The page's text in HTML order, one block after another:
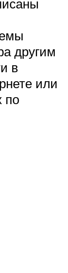
другим
в
или
по